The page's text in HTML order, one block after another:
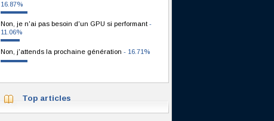
16.87%
Non, je n'ai pas besoin d'un GPU si performant -
11.06%
Non, j'attends la prochaine génération - 16.71%
Top articles